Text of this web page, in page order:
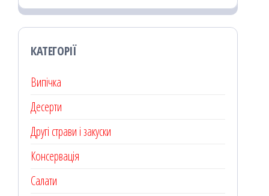
КАТЕГОРІЇ
Випічка
Десерти
Другі страви і закуски
Консервація
Салати